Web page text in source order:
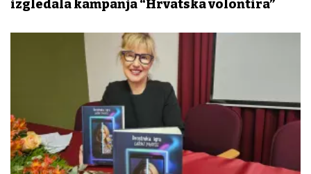
izgledala kampanja “Hrvatska volontira”